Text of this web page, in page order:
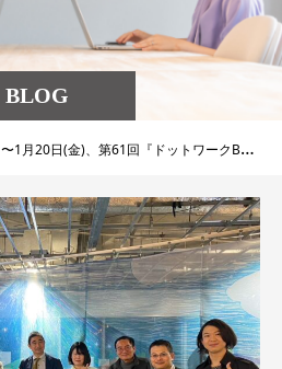
BLOG
〜1月20日(金)、第61回『ドットワークBAR』を開催しました！〜